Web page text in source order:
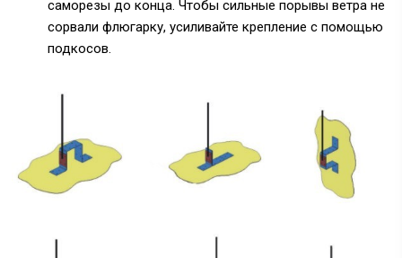
саморезы до конца. Чтобы сильные порывы ветра не
сорвали флюгарку, усиливайте крепление с помощью
подкосов.